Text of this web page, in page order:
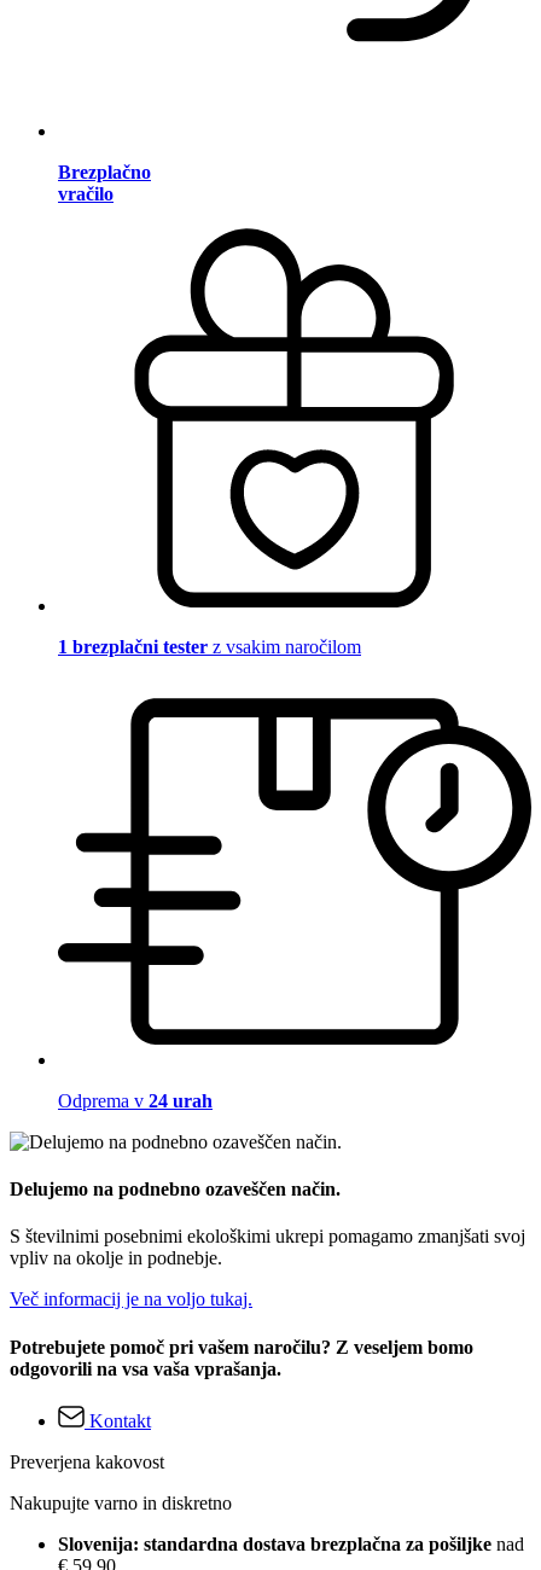
Brezplačno
vračilo
1 brezplačni tester z vsakim naročilom
Odprema v 24 urah
Delujemo na podnebno ozaveščen način.
S številnimi posebnimi ekološkimi ukrepi pomagamo zmanjšati svoj
vpliv na okolje in podnebje.
Več informacij je na voljo tukaj.
Potrebujete pomoč pri vašem naročilu? Z veseljem bomo
odgovorili na vsa vaša vprašanja.
Kontakt
Preverjena kakovost
Nakupujte varno in diskretno
Slovenija: standardna dostava brezplačna za pošiljke nad
€ 59,90